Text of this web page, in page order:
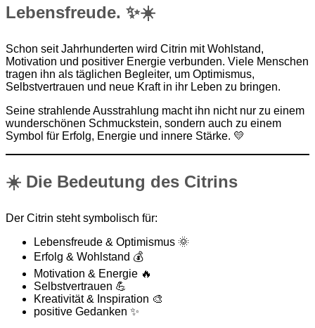
Lebensfreude. ✨☀️
Schon seit Jahrhunderten wird Citrin mit Wohlstand,
Motivation und positiver Energie verbunden. Viele Menschen
tragen ihn als täglichen Begleiter, um Optimismus,
Selbstvertrauen und neue Kraft in ihr Leben zu bringen.
Seine strahlende Ausstrahlung macht ihn nicht nur zu einem
wunderschönen Schmuckstein, sondern auch zu einem
Symbol für Erfolg, Energie und innere Stärke. 💛
☀️ Die Bedeutung des Citrins
Der Citrin steht symbolisch für:
Lebensfreude & Optimismus 🌞
Erfolg & Wohlstand 💰
Motivation & Energie 🔥
Selbstvertrauen 💪
Kreativität & Inspiration 🎨
positive Gedanken ✨